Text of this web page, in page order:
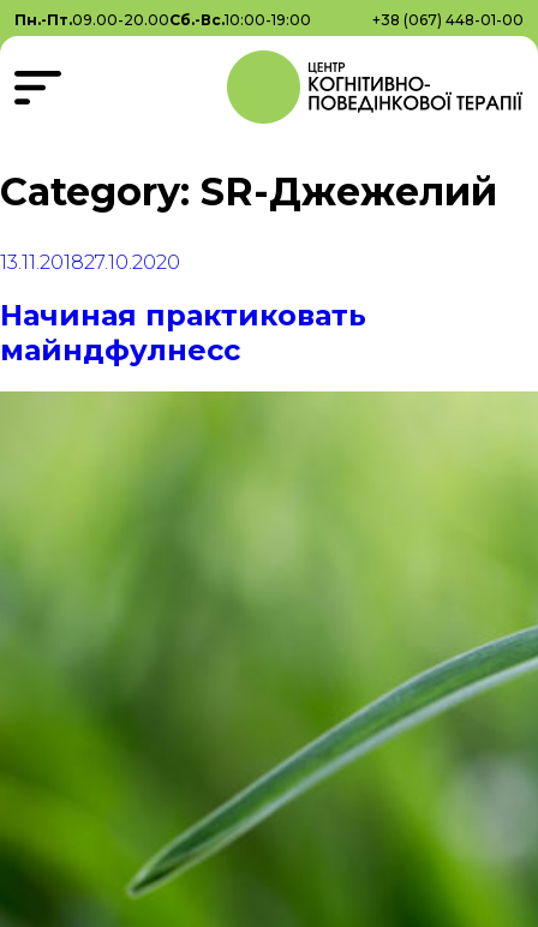
Пн.-Пт.09.00-20.00Сб.-Вс.10:00-19:00 +38 (067) 448-01-00
Category: SR-Джежелий
13.11.201827.10.2020
Начиная практиковать
майндфулнесс